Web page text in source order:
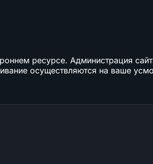
ресурсе. Администрация
осуществляются на ваше